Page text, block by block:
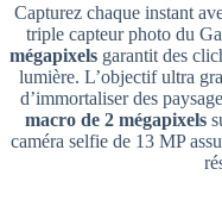
Capturez chaque instant
triple capteur photo du
mégapixelsgarantit des
lumière. L’objectif ultra
d’immortaliser des
macro de 2 mégapixels
caméra selfie de 13 MP